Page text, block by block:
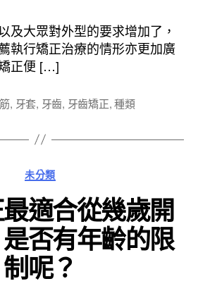
佈
日
期
及大眾對外型的要求增加了，
執行矯正治療的情形亦更加廣
正便 […]
, 牙套, 牙齒, 牙齒矯正,種類
分
類
未分類
適合從幾歲開
否有年齡的限
制呢？